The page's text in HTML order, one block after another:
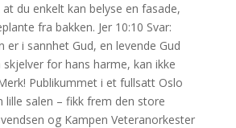
du enkelt kan belyse en fasade,
fra bakken. Jer 10:10 Svar:
er i sannhet Gud, en levende Gud
skjelver for hans harme, kan ikke
Publikummet i et fullsatt Oslo
lille salen – fikk frem den store
og Kampen Veteranorkester